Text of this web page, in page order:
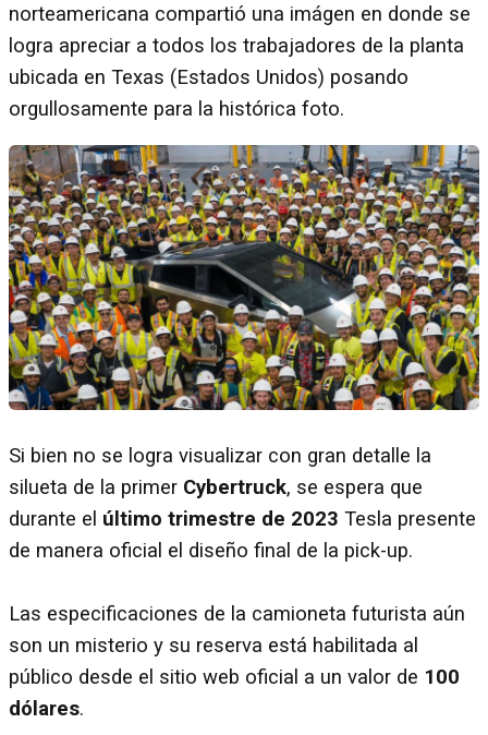
norteamericana compartió una imágen en donde se
logra apreciar a todos los trabajadores de la planta
ubicada en Texas (Estados Unidos) posando
orgullosamente para la histórica foto.
Si bien no se logra visualizar con gran detalle la
silueta de la primer Cybertruck, se espera que
durante el último trimestre de 2023 Tesla presente
de manera oficial el diseño final de la pick-up.
Las especificaciones de la camioneta futurista aún
son un misterio y su reserva está habilitada al
público desde el sitio web oficial a un valor de 100
dólares.